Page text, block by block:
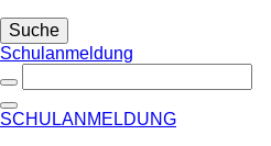
Suche
Schulanmeldung
SCHULANMELDUNG